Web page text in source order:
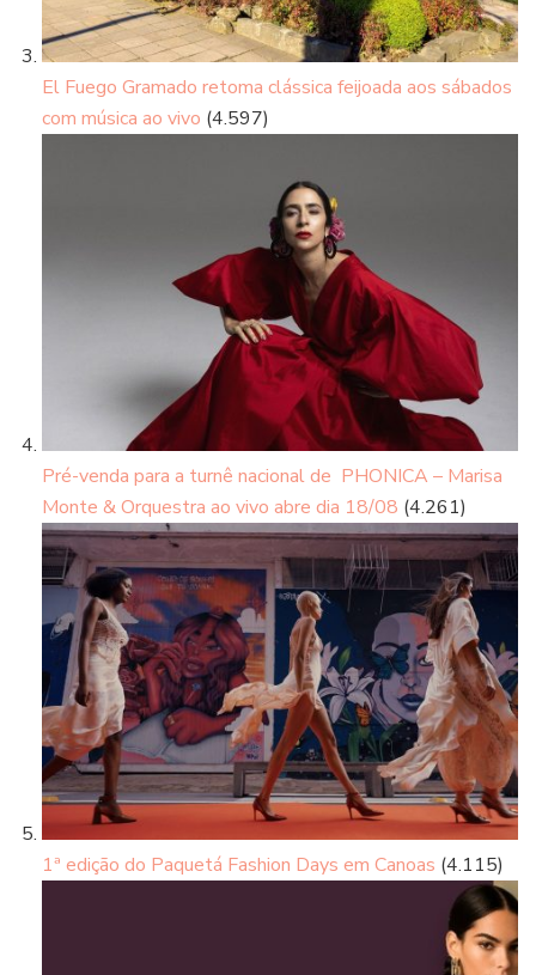
El Fuego Gramado retoma clássica feijoada aos sábados
com música ao vivo (4.597)
Pré-venda para a turnê nacional de PHONICA – Marisa
Monte & Orquestra ao vivo abre dia 18/08 (4.261)
1ª edição do Paquetá Fashion Days em Canoas (4.115)